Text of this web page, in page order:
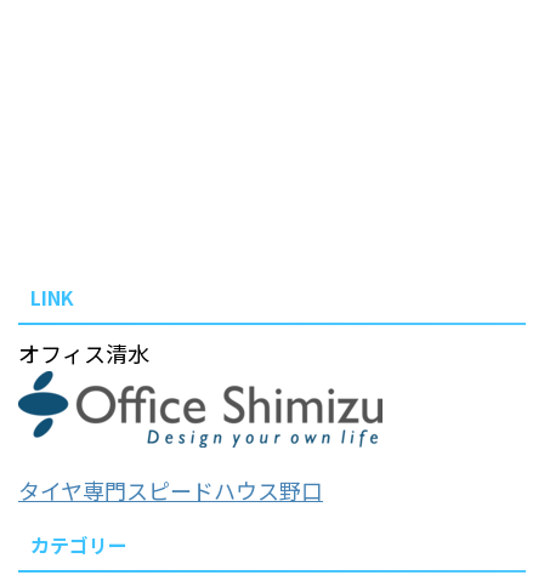
LINK
オフィス清水
タイヤ専門スピードハウス野口
カテゴリー